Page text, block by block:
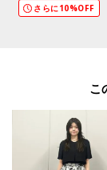
POINT.2
※照明の関係により
パソコン・スマー
なる場合もございます
さらに10%OFF
こ